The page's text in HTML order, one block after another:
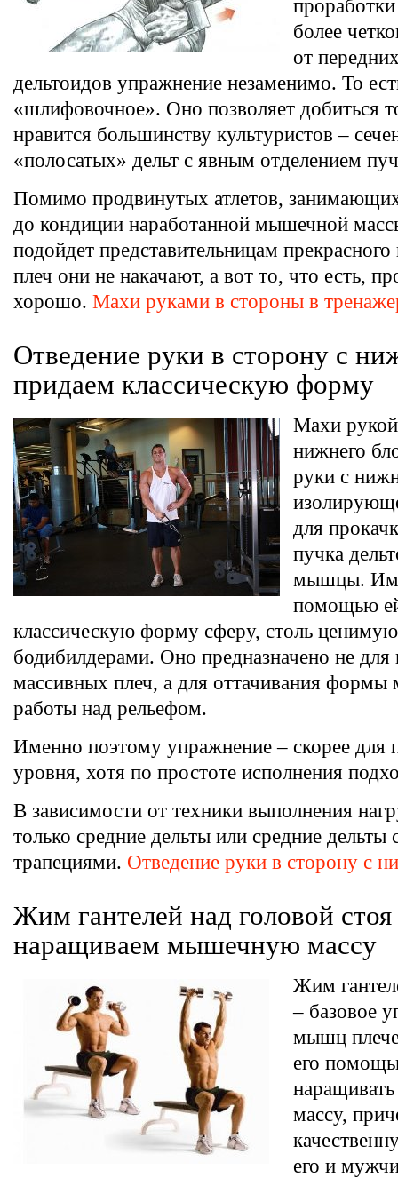
более
от
дельтоидов упражнение незаменимо. То
«шлифовочное». Оно позволяет добиться
нравится большинству культуристов –
«полосатых» дельт с явным отделением
Помимо продвинутых атлетов,
до кондиции наработанной мышечной
подойдет представительницам
плеч они не накачают, а вот то, что есть,
хорошо. Махи руками в стороны в
Отведение руки в сторону с
придаем классическую форму
Махи
нижнего
руки с
для
пучка
мышцы.
помощью
классическую форму сферу, столь ценимую
бодибилдерами. Оно предназначено не для
массивных плеч, а для оттачивания
работы над рельефом.
Именно поэтому упражнение – скорее для
уровня, хотя по простоте исполнения
В зависимости от техники выполнения
только средние дельты или средние дельты
трапециями. Отведение руки в сторону с
Жим гантелей над головой
наращиваем мышечную массу
Жим
– базовое
мышц
его
массу,
его и